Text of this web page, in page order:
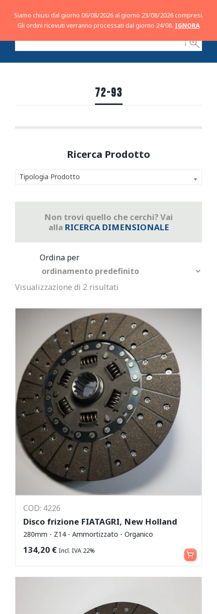
ℹ
72-93
Tipologia Prodotto
Non trovi quello che cerchi? Vai
alla RICERCA DIMENSIONALE
Visualizzazione di 2 risultati
COD: 4226
Disco frizione FIATAGRI, New Holland
280mm - Z14 - Ammortizzato - Organico
134,20 € Incl. IVA 22% Aggiungi al carrello
Siamo chiusi dal giorno 06/08/2026 al giorno 23/08/2026 compresi.
Gli ordini ricevuti verranno processati dal giorno 24/08. IGNORA